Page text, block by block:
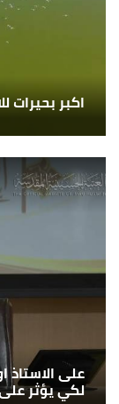
اكبر بحيرات
على
لكي يؤثر